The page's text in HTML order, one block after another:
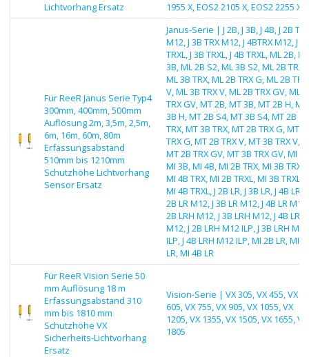
Lichtvorhang Ersatz
1955 X, EOS2 2105 X, EOS2 2255 X
Für ReeR Janus Serie Typ4
300mm, 400mm, 500mm
Auflösung 2m, 3,5m, 2,5m,
6m, 16m, 60m, 80m
Erfassungsabstand
510mm bis 1210mm
Schutzhöhe Lichtvorhang
Sensor Ersatz
Janus-Serie | J 2B, J 3B, J 4B, J 2B
M12, J 3B TRX M12, J 4BTRX M12, J
TRXL, J 3B TRXL, J 4B TRXL, ML 2B, ML
3B, ML 2B S2, ML 3B S2, ML 2B TRX,
ML 3B TRX, ML 2B TRX G, ML 2B TRX
V, ML 3B TRX V, ML 2B TRX GV, ML
TRX GV, MT 2B, MT 3B, MT 2B H, MT
3B H, MT 2B S4, MT 3B S4, MT 2B
TRX, MT 3B TRX, MT 2B TRX G, MT
TRX G, MT 2B TRX V, MT 3B TRX V,
MT 2B TRX GV, MT 3B TRX GV, MI
MI 3B, MI 4B, MI 2B TRX, MI 3B TRX,
MI 4B TRX, MI 2B TRXL, MI 3B TRXL,
MI 4B TRXL, J 2B LR, J 3B LR, J 4B LR, J
2B LR M12, J 3B LR M12, J 4B LR M12,
2B LRH M12, J 3B LRH M12, J 4B LRH
M12, J 2B LRH M12 ILP, J 3B LRH M12
ILP, J 4B LRH M12 ILP, MI 2B LR, MI
LR, MI 4B LR
Für ReeR Vision Serie 50
mm Auflösung 18 m
Erfassungsabstand 310
mm bis 1810 mm
Schutzhöhe VX
Sicherheits-Lichtvorhang
Ersatz
Vision-Serie | VX 305, VX 455, VX
605, VX 755, VX 905, VX 1055, VX
1205, VX 1355, VX 1505, VX 1655, VX
1805